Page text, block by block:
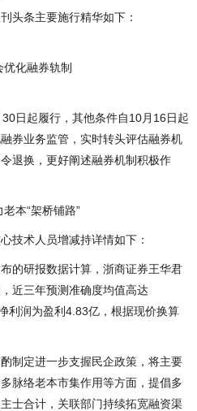
条主要施行精华如下：
化融券轨制
日起履行，其他条件自10月16日起
券业务监管，实时转头评估融券机
退换，更好阐述融券机制积极作
本“架桥铺路”
技术人员增减持详情如下：
的研报数据计算，浙商证券王华君
近三年预测准确度均值高达
利润为盈利4.83亿，根据现价换算
定进一步支握民企政策，将主要
脉络老本市集作用等方面，提倡多
士合计，关联部门持续拓宽融资渠